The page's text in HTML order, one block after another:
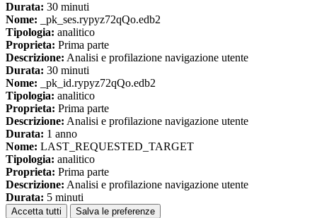
Durata: 30 minuti
Nome: _pk_ses.rypyz72qQo.edb2
Tipologia: analitico
Proprieta: Prima parte
Descrizione: Analisi e profilazione navigazione utente
Durata: 30 minuti
Nome: _pk_id.rypyz72qQo.edb2
Tipologia: analitico
Proprieta: Prima parte
Descrizione: Analisi e profilazione navigazione utente
Durata: 1 anno
Nome: LAST_REQUESTED_TARGET
Tipologia: analitico
Proprieta: Prima parte
Descrizione: Analisi e profilazione navigazione utente
Durata: 5 minuti
Accetta tutti Salva le preferenze